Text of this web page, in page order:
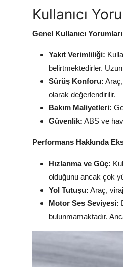
Kullanıcı
Genel Kullanıcı
Yakıt Verimliliği:
belirtmektedirler.
Sürüş Konforu:
olarak değerlendirilir.
Bakım Maliyetleri:
Güvenlik: ABS ve
Performans Hakkında
Hızlanma ve Güç:
olduğunu ancak çok
Yol Tutuşu: Araç,
Motor Ses Seviyesi:
bulunmamaktadır.